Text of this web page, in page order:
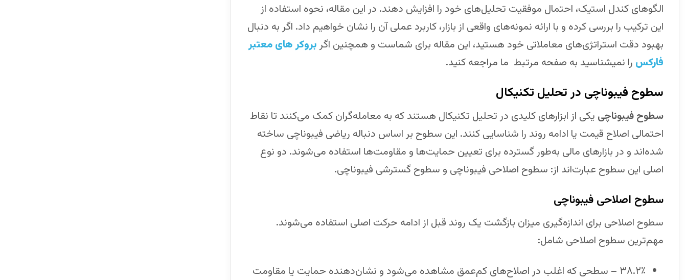
الگوهای کندل استیک، احتمال موفقیت تحلیل‌های خود را افزایش دهند. در این مقاله، نحوه استفاده از
این ترکیب را بررسی کرده و با ارائه نمونه‌های واقعی از بازار، کاربرد عملی آن را نشان خواهیم داد. اگر به دنبال
بهبود دقت استراتژی‌های معاملاتی خود هستید، این مقاله برای شماست و همچنین اگربروکر های معتبر
فارکس را نمیشناسید به صفحه مرتبط ما مراجعه کنید.
سطوح فیبوناچی در تحلیل تکنیکال
سطوح فیبوناچی یکی از ابزارهای کلیدی در تحلیل تکنیکال هستند که به معامله‌گران کمک می‌کنند تا نقاط
احتمالی اصلاح قیمت یا ادامه روند را شناسایی کنند. این سطوح بر اساس دنباله ریاضی فیبوناچی ساخته
شده‌اند و در بازارهای مالی به‌طور گسترده برای تعیین حمایت‌ها و مقاومت‌ها استفاده می‌شوند. دو نوع
اصلی این سطوح عبارت‌اند از: سطوح اصلاحی فیبوناچی و سطوح گسترشی فیبوناچی.
سطوح اصلاحی فیبوناچی
سطوح اصلاحی برای اندازه‌گیری میزان بازگشت یک روند قبل از ادامه حرکت اصلی استفاده می‌شوند.
مهم‌ترین سطوح اصلاحی شامل:
۳۸.۲٪ – سطحی که اغلب در اصلاح‌های کم‌عمق مشاهده می‌شود و نشان‌دهنده حمایت یا مقاومت